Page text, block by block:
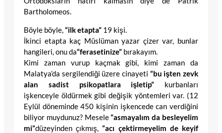
Bartholomeos.
Böyle böyle,“ilk etapta” 19 kişi.
İkinci etapta kaç Müslüman yazar çizer var, bunlar
hangileri, onu da“ferasetinize” bırakayım.
Kimi zaman vurup kaçmak gibi, kimi zaman da
Malatya’da sergilendiği üzere cinayeti “bu işten zevk
alan sadist psikopatlara işletip” kurbanları
işkenceyle öldürmek gibi değişik yöntemleri var. (12
Eylül döneminde 450 kişinin işkencede can verdiğini
biliyor muydunuz? Mesele“asmayalım da besleyelim
mi”düzeyinden çıkmış,“acı çektirmeyelim de keyif